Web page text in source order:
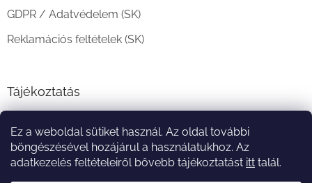
Ez a weboldal sütiket használ. Az oldal további
böngészésével hozájárul a használatukhoz. Az
adatkezelés feltételeiről bővebb tájékoztatást itt talál.
GDPR / Adatvédelem (SK)
Reklamációs feltételek (SK)
Tájékoztatás
A vásárlás menete